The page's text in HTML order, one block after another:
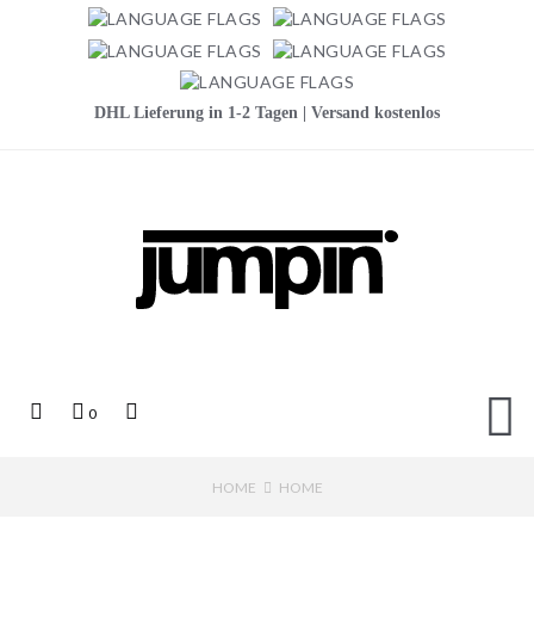
DHL Lieferung in 1-2 Tagen | Versand kostenlos
Mein
0
HOME HOME